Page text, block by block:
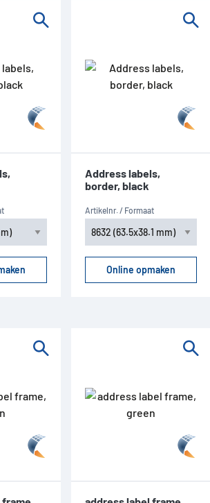
Address labels,
border, black
Artikelnr. / Formaat
Online opmaken